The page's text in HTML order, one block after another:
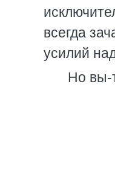
всегда
усилий
Но вы-